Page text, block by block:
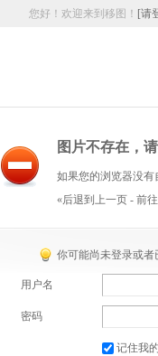
您好！欢迎来到移图！ [请
图片不存在，
如果您的浏览器没
«后退到上一页- 前
你可能尚未登录或者
用户名
密码
记住我